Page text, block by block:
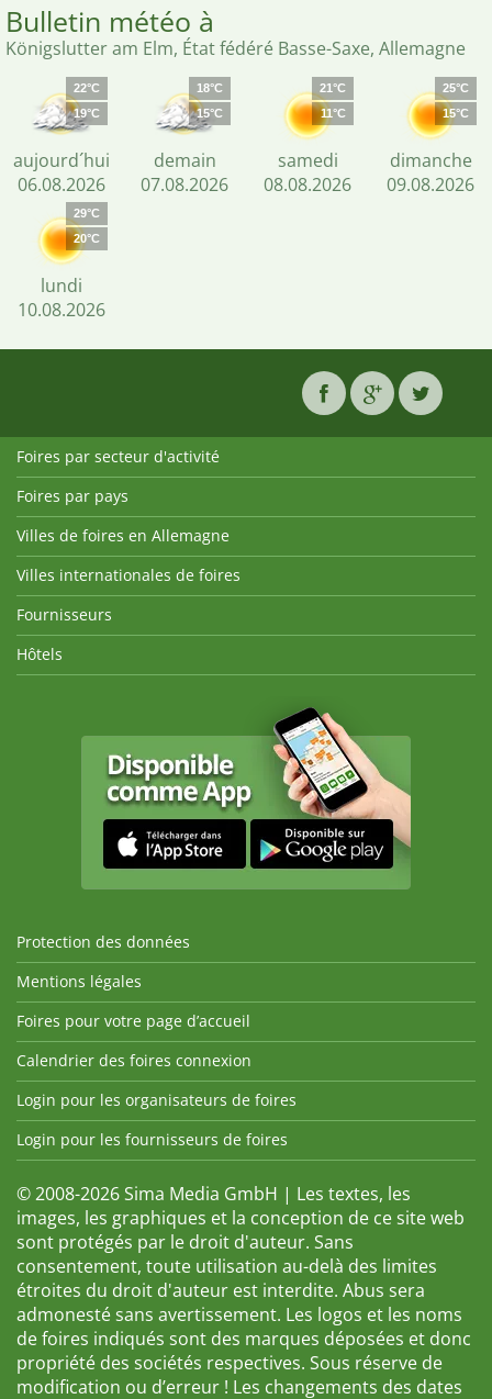
Bulletin météo à
Königslutter am Elm, État fédéré Basse-Saxe, Allemagne
22°C
19°C
aujourd´hui
06.08.2026
18°C
15°C
demain
07.08.2026
21°C
11°C
samedi
08.08.2026
25°C
15°C
dimanche
09.08.2026
29°C
20°C
lundi
10.08.2026
Foires par secteur d'activité
Foires par pays
Villes de foires en Allemagne
Villes internationales de foires
Fournisseurs
Hôtels
Protection des données
Mentions légales
Foires pour votre page d’accueil
Calendrier des foires connexion
Login pour les organisateurs de foires
Login pour les fournisseurs de foires
© 2008-2026 Sima Media GmbH | Les textes, les
images, les graphiques et la conception de ce site web
sont protégés par le droit d'auteur. Sans
consentement, toute utilisation au-delà des limites
étroites du droit d'auteur est interdite. Abus sera
admonesté sans avertissement. Les logos et les noms
de foires indiqués sont des marques déposées et donc
propriété des sociétés respectives. Sous réserve de
modification ou d’erreur ! Les changements des dates